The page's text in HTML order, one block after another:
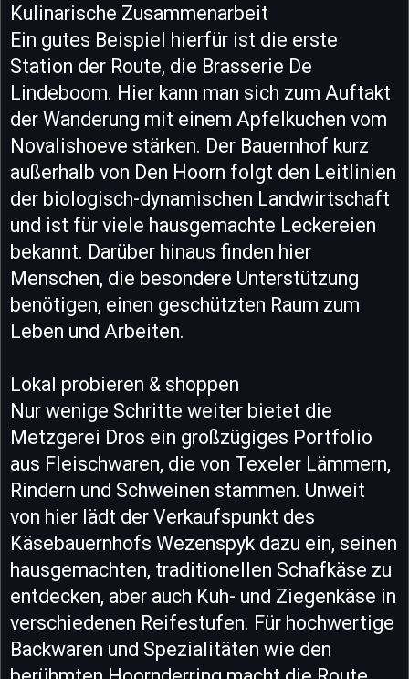
Kulinarische Zusammenarbeit
Ein gutes Beispiel hierfür ist die erste
Station der Route, die Brasserie De
Lindeboom. Hier kann man sich zum Auftakt
der Wanderung mit einem Apfelkuchen vom
Novalishoeve stärken. Der Bauernhof kurz
außerhalb von Den Hoorn folgt den Leitlinien
der biologisch-dynamischen Landwirtschaft
und ist für viele hausgemachte Leckereien
bekannt. Darüber hinaus finden hier
Menschen, die besondere Unterstützung
benötigen, einen geschützten Raum zum
Leben und Arbeiten.
Lokal probieren & shoppen
Nur wenige Schritte weiter bietet die
Metzgerei Dros ein großzügiges Portfolio
aus Fleischwaren, die von Texeler Lämmern,
Rindern und Schweinen stammen. Unweit
von hier lädt der Verkaufspunkt des
Käsebauernhofs Wezenspyk dazu ein, seinen
hausgemachten, traditionellen Schafkäse zu
entdecken, aber auch Kuh- und Ziegenkäse in
verschiedenen Reifestufen. Für hochwertige
Backwaren und Spezialitäten wie den